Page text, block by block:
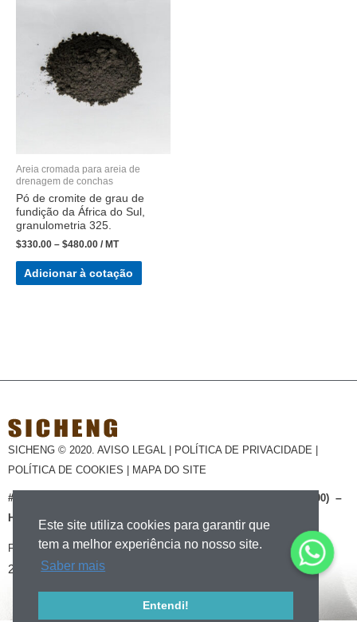
Este site utiliza cookies para garantir que
tem a melhor experiência no nosso site.
Saber mais
Entendi!
Areia cromada para areia de
drenagem de conchas
Pó de cromite de grau de
fundição da África do Sul,
granulometria 325.
$330.00 – $480.00 / MT
Adicionar à cotação
SICHENG © 2020. AVISO LEGAL POLÍTICA DE PRIVACIDADE
POLÍTICA DE COOKIES
MAPA DO SITE
#1409-1503, EDIFÍCIO NO.1, LVDI CENTRE, ZHENGZHOU (450000) –
HENAN – CHINA
FAX: (+86) 371 62355688 TEL:(+86) 371 63211286 E-MAIL:
2282814432@qq.com